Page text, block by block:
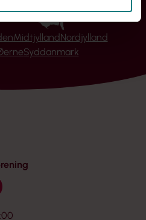
MidtjyllandNordjylland
Syddanmark